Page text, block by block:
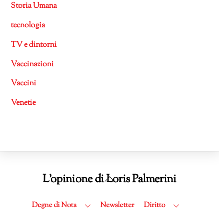
Storia Umana
tecnologia
TV e dintorni
Vaccinazioni
Vaccini
Venetie
Back
Top
L'opinione di Loris Palmerini
Degne di Nota Newsletter Diritto